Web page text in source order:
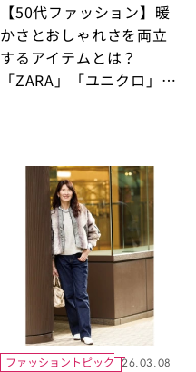
【50代ファッション】暖
かさとおしゃれさを両立
するアイテムとは？
「ZARA」「ユニクロ」
ファッショントピック 26.03.08